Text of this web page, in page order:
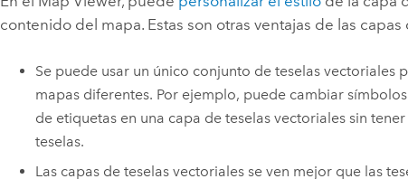
contenido del mapa. Estas son otras ventajas de las
Se puede usar un único conjunto de teselas vectoriales
mapas diferentes. Por ejemplo, puede cambiar
de etiquetas en una capa de teselas vectoriales sin
teselas.
Las capas de teselas vectoriales se ven mejor que las